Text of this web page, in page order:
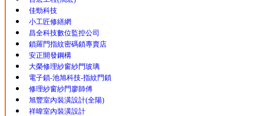
佳勁科技
小工匠修繕網
昌全科技數位監控公司
鎖羅門指紋密碼鎖專賣店
安正開發鋼構
大榮修理紗窗紗門玻璃
電子鎖-池旭科技-指紋門鎖
修理紗窗紗門廖師傅
旭豐室內裝潢設計(全陽)
祥暐室內裝潢設計